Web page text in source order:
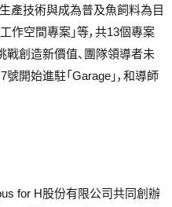
生產技術與成為普及魚飼料為目
作空間專案」等，共13個專案
戰創造新價值、團隊領導者未
開始進駐「Garage」，和導師
for H股份有限公司共同創辦